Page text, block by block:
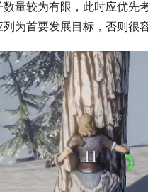
量较为有限，此时应优先
为首要发展目标，否则很